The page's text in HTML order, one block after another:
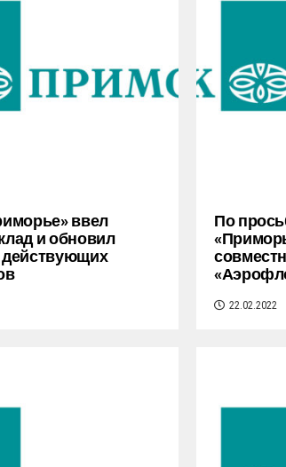
ввел
и обновил
По
22.02.2022